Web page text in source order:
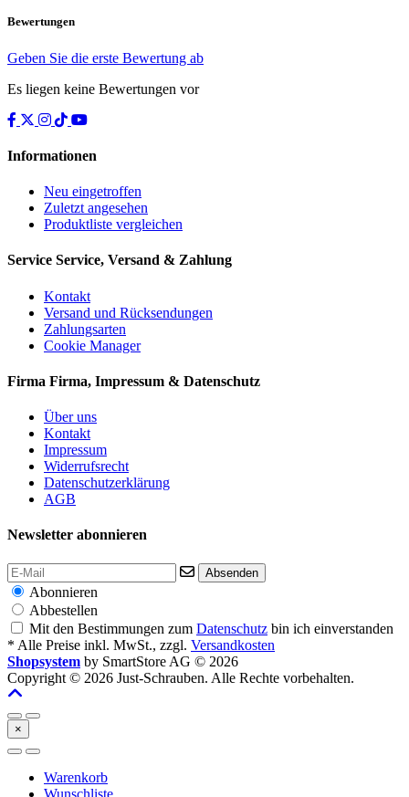
Bewertungen
Geben Sie die erste Bewertung ab
Es liegen keine Bewertungen vor
Informationen
Neu eingetroffen
Zuletzt angesehen
Produktliste vergleichen
Service Service, Versand & Zahlung
Kontakt
Versand und Rücksendungen
Zahlungsarten
Cookie Manager
Firma Firma, Impressum & Datenschutz
Über uns
Kontakt
Impressum
Widerrufsrecht
Datenschutzerklärung
AGB
Newsletter abonnieren
Absenden
Abonnieren
Abbestellen
Mit den Bestimmungen zum Datenschutz bin ich einverstanden
* Alle Preise inkl. MwSt., zzgl. Versandkosten
Shopsystem by SmartStore AG © 2026
Copyright © 2026 Just-Schrauben. Alle Rechte vorbehalten.
×
Warenkorb
Wunschliste